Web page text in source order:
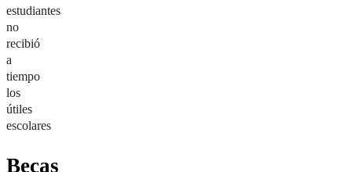
estudiantes
no
recibió
a
tiempo
los
útiles
escolares
Becas